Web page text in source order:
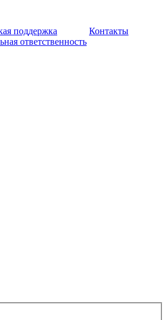
поддержка
ответственность
Контакты